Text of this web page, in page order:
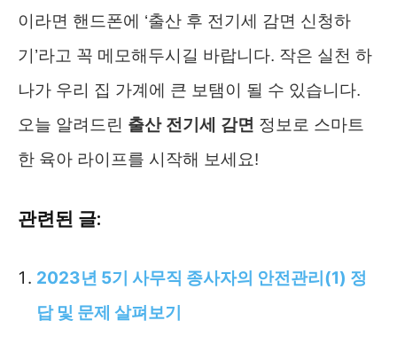
이라면 핸드폰에 ‘출산 후 전기세 감면 신청하
기’라고 꼭 메모해두시길 바랍니다. 작은 실천 하
나가 우리 집 가계에 큰 보탬이 될 수 있습니다.
오늘 알려드린 출산 전기세 감면 정보로 스마트
한 육아 라이프를 시작해 보세요!
관련된 글:
2023년 5기 사무직 종사자의 안전관리(1) 정
답 및 문제 살펴보기